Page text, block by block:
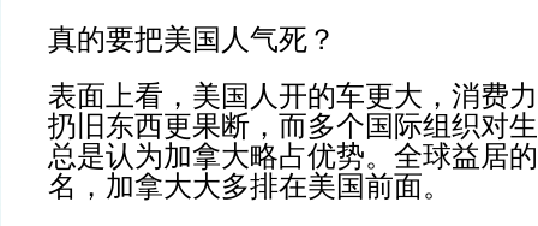
真的要把美国人气死？
表面上看，美国人开的车更大，消费
扔旧东西更果断，而多个国际组织对
总是认为加拿大略占优势。全球益居
名，加拿大大多排在美国前面。